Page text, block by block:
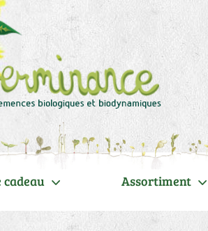
cadeau Assortiment